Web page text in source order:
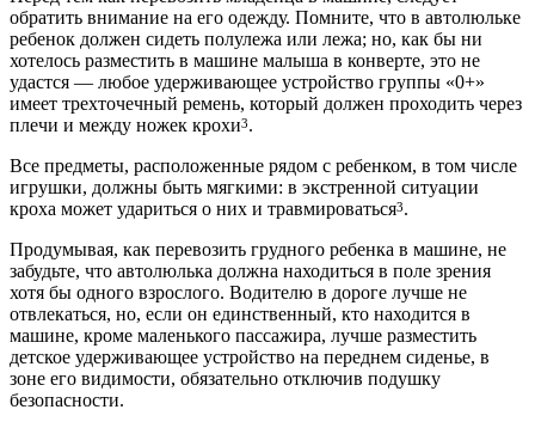
обратить внимание на его одежду. Помните, что в автолюльке
ребенок должен сидеть полулежа или лежа; но, как бы ни
хотелось разместить в машине малыша в конверте, это не
удастся — любое удерживающее устройство группы «0+»
имеет трехточечный ремень, который должен проходить через
плечи и между ножек крохи3.
Все предметы, расположенные рядом с ребенком, в том числе
игрушки, должны быть мягкими: в экстренной ситуации
кроха может удариться о них и травмироваться3.
Продумывая, как перевозить грудного ребенка в машине, не
забудьте, что автолюлька должна находиться в поле зрения
хотя бы одного взрослого. Водителю в дороге лучше не
отвлекаться, но, если он единственный, кто находится в
машине, кроме маленького пассажира, лучше разместить
детское удерживающее устройство на переднем сиденье, в
зоне его видимости, обязательно отключив подушку
безопасности.